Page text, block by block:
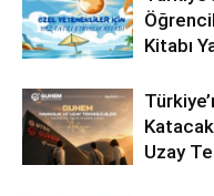
Kitabı
Katacak
Uzay